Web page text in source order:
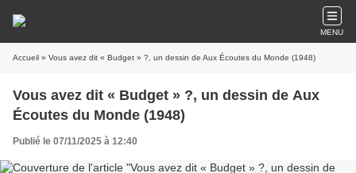
MENU
Accueil » Vous avez dit « Budget » ?, un dessin de Aux Écoutes du Monde (1948)
Vous avez dit « Budget » ?, un dessin de Aux
Écoutes du Monde (1948)
Publié le 07/11/2025 à 12:40